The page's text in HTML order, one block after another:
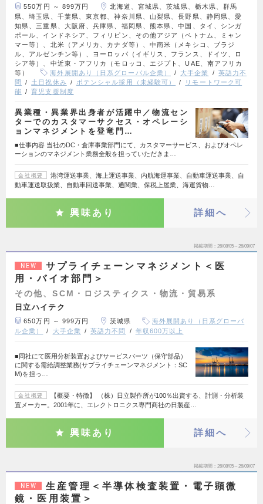
550万円 ～ 899万円
北海道、宮城県、茨城県、栃木県、群馬
県、埼玉県、千葉県、東京都、神奈川県、山梨県、長野県、静岡県、愛
知県、三重県、大阪府、兵庫県、福岡県、熊本県、中国、タイ、シンガ
ポール、インドネシア、フィリピン、その他アジア（ベトナム、ミャン
マー等）、北米（アメリカ、カナダ等）、中南米（メキシコ、ブラジ
ル、アルゼンチン等）、ヨーロッパ（イギリス、フランス、ドイツ、ロ
シア等）、中近東・アフリカ（モロッコ、エジプト、UAE、南アフリカ
等）
海外展開あり（日系グローバル企業） 大手企業
英語力不
問
土日祝休み ポテンシャル採用（未経験可）
リモートワーク可
能
育児支援制度
異業種・異業界出身者が活躍中／物流セン
ターでのカスタマーサクセス・オペレーシ
ョンマネジメントを登竜門…
■仕事内容 当社のDC・倉庫事業部門にて、カスタマーサービス、およびオペレ
ーションのマネジメント業務全般を担っていただきま…
会社概要
港湾運送事業、海上運送事業、内航海運事業、自動車運送事業、自
動車運送取扱業、自動車回送事業、通関業、保税上屋業、海運貨物…
興味あり 詳細へ
掲載期間 26/08/05～26/09/07
NEW
サプライチェーンマネジメント＜医
用・バイオ部門＞
その他、SCM・ロジスティクス・物流・貿易系
日立ハイテク
650万円 ～ 999万円 茨城県
海外展開あり（日系グローバ
ル企業）
大手企業 英語力不問 年収600万以上
■同社にて医用分析装置およびサービスパーツ（保守部品）
に関する需給調整業務(サプライチェーンマネジメント：SC
M)を担っ…
会社概要
【概要・特徴】 （株）日立製作所が100％出資する、計測・分析装
置メーカー。2001年に、エレクトロニクス専門商社の日製産…
興味あり 詳細へ
掲載期間 26/08/05～26/09/07
NEW
生産管理＜半導体検査装置・電子顕微
鏡・医用装置＞